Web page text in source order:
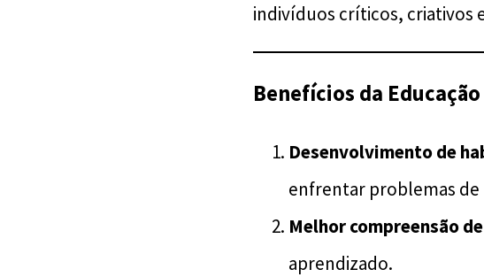
indivíduos críticos, criativos
Benefícios da
Desenvolvimento de
enfrentar problemas de
Melhor compreensão
aprendizado.